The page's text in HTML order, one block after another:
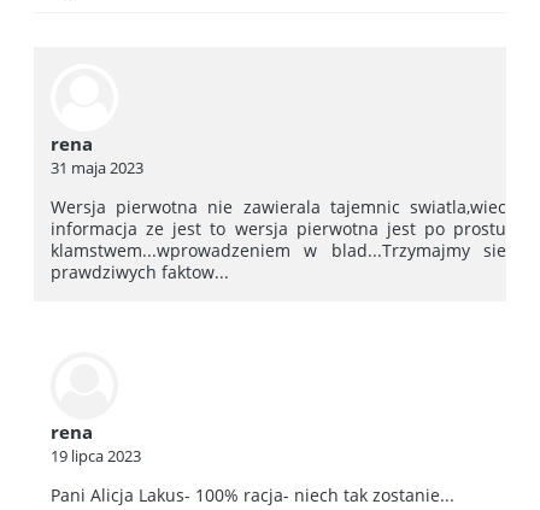
rena
31 maja 2023
Wersja pierwotna nie zawierala tajemnic swiatla,wiec
informacja ze jest to wersja pierwotna jest po prostu
klamstwem...wprowadzeniem w blad...Trzymajmy sie
prawdziwych faktow...
rena
19 lipca 2023
Pani Alicja Lakus- 100% racja- niech tak zostanie...